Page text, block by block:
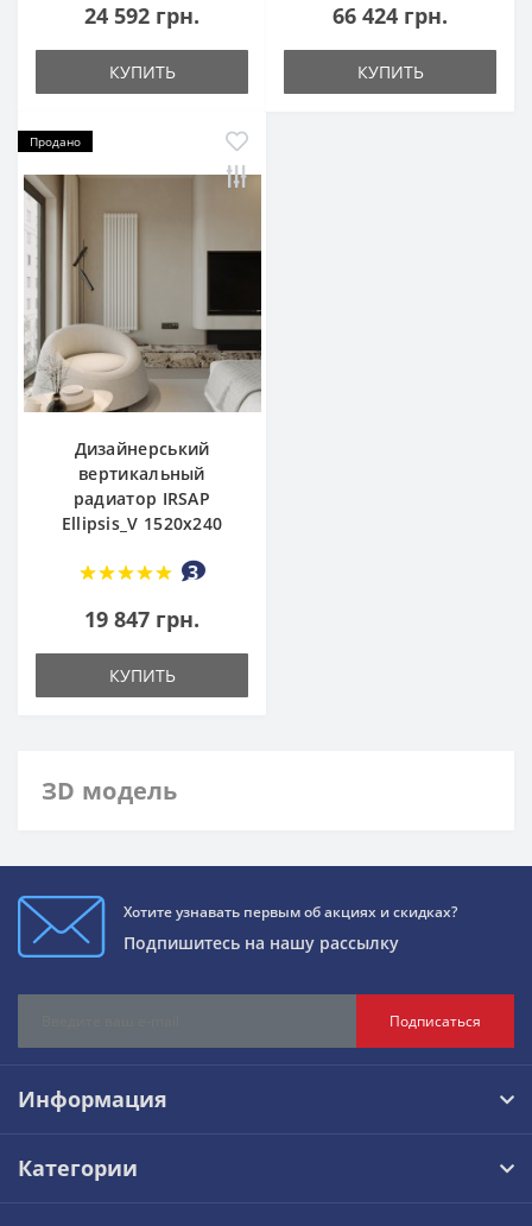
24 592 грн.
КУПИТЬ
66 424 грн.
КУПИТЬ
Продано
Дизайнерський
вертикальный
радиатор IRSAP
Ellipsis_V 1520x240
3
19 847 грн.
КУПИТЬ
ЗD модель
Хотите узнавать первым об акциях и скидках?
Подпишитесь на нашу рассылку
Подписаться
Информация
Категории